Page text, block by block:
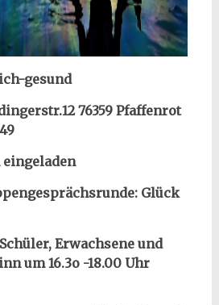
gesund
76359 Pfaffenrot
Glück
Erwachsene und
um 16.3o -18.00 Uhr